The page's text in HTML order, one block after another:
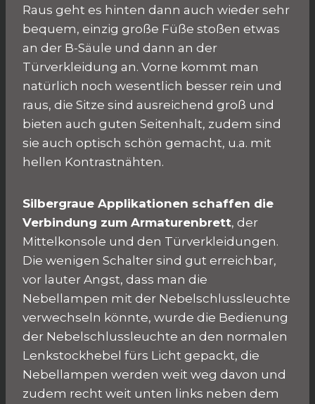
Raus geht es hinten dann auch wieder sehr
bequem, einzig große Füße stoßen etwas
an der B-Säule und dann an der
Türverkleidung an. Vorne kommt man
natürlich noch wesentlich besser rein und
raus, die Sitze sind ausreichend groß und
bieten auch guten Seitenhalt, zudem sind
sie auch optisch schön gemacht, u.a. mit
hellen Kontrastnähten.
Silbergraue Applikationen schaffen die
Verbindung zum Armaturenbrett, der
Mittelkonsole und den Türverkleidungen.
Die wenigen Schalter sind gut erreichbar,
vor lauter Angst, dass man die
Nebellampen mit der Nebelschlussleuchte
verwechseln könnte, wurde die Bedienung
der Nebelschlussleuchte an den normalen
Lenkstockhebel fürs Licht gepackt, die
Nebellampen werden weit weg davon und
zudem recht weit unten links neben dem